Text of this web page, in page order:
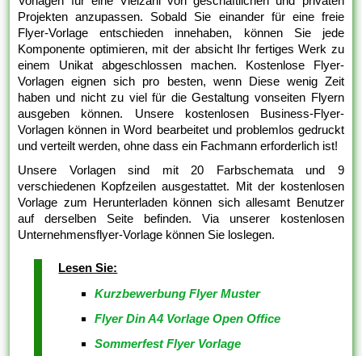
Projekten anzupassen. Sobald Sie einander für eine freie
Flyer-Vorlage entschieden innehaben, können Sie jede
Komponente optimieren, mit der absicht Ihr fertiges Werk zu
einem Unikat abgeschlossen machen. Kostenlose Flyer-
Vorlagen eignen sich pro besten, wenn Diese wenig Zeit
haben und nicht zu viel für die Gestaltung vonseiten Flyern
ausgeben können. Unsere kostenlosen Business-Flyer-
Vorlagen können in Word bearbeitet und problemlos gedruckt
und verteilt werden, ohne dass ein Fachmann erforderlich ist!
Unsere Vorlagen sind mit 20 Farbschemata und 9
verschiedenen Kopfzeilen ausgestattet. Mit der kostenlosen
Vorlage zum Herunterladen können sich allesamt Benutzer
auf derselben Seite befinden. Via unserer kostenlosen
Unternehmensflyer-Vorlage können Sie loslegen.
Lesen Sie:
Kurzbewerbung Flyer Muster
Flyer Din A4 Vorlage Open Office
Sommerfest Flyer Vorlage